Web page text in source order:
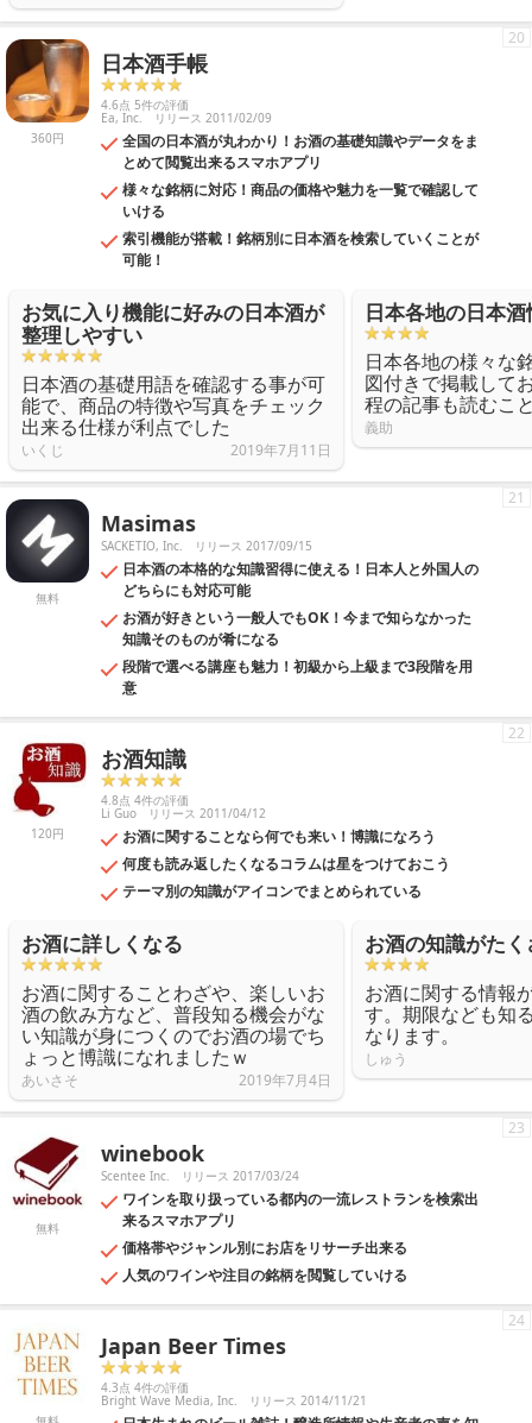
360円
日本酒手帳
4.6点 5件の評価
Ea, Inc. リリース 2011/02/09
全国の日本酒が丸わかり！お酒の基礎知識やデータをま
とめて閲覧出来るスマホアプリ
様々な銘柄に対応！商品の価格や魅力を一覧で確認して
いける
索引機能が搭載！銘柄別に日本酒を検索していくことが
可能！
20
お気に入り機能に好みの日本酒が
整理しやすい
日本酒の基礎用語を確認する事が可
能で、商品の特徴や写真をチェック
出来る仕様が利点でした
いくじ 2019年7月11日
日本各地の日本
日本各地の様々な
図付きで掲載して
程の記事も読むこ
義助
無料
Masimas
SACKETIO, Inc. リリース 2017/09/15
日本酒の本格的な知識習得に使える！日本人と外国人の
どちらにも対応可能
お酒が好きという一般人でもOK！今まで知らなかった
知識そのものが肴になる
段階で選べる講座も魅力！初級から上級まで3段階を用
意
21
120円
お酒知識
4.8点 4件の評価
Li Guo リリース 2011/04/12
お酒に関することなら何でも来い！博識になろう
何度も読み返したくなるコラムは星をつけておこう
テーマ別の知識がアイコンでまとめられている
22
お酒に詳しくなる
お酒に関することわざや、楽しいお
酒の飲み方など、普段知る機会がな
い知識が身につくのでお酒の場でち
ょっと博識になれましたｗ
あいさそ 2019年7月4日
お酒の知識がた
お酒に関する情報
す。期限なども知
なります。
しゅう
無料
winebook
Scentee Inc. リリース 2017/03/24
ワインを取り扱っている都内の一流レストランを検索出
来るスマホアプリ
価格帯やジャンル別にお店をリサーチ出来る
人気のワインや注目の銘柄を閲覧していける
23
Japan Beer Times
4.3点 4件の評価
Bright Wave Media, Inc. リリース 2014/11/21
24